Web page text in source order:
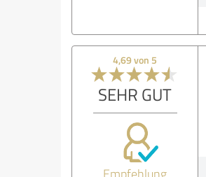
4,69 von 5
SEHR GUT
Empfehlung